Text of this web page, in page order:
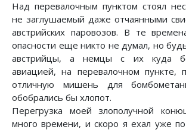
Над перевалочным пунктом стоял
не заглушаемый даже отчаянными
австрийских паровозов. В те
опасности еще никто не думал, но
австрийцы, а немцы с их куда
авиацией, на перевалочном пункте,
отличную мишень для
обобрались бы хлопот.
Перегрузка моей злополучной
много времени, и скоро я ехал уже